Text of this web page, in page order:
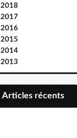
2018
2017
2016
2015
2014
2013
articles récents